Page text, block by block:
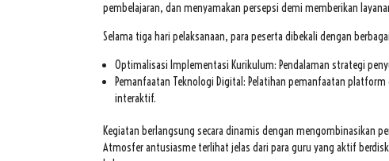
pembelajaran, dan menyamakan persepsi demi memberikan
Selama tiga hari pelaksanaan, para peserta dibekali dengan
Optimalisasi Implementasi Kurikulum: Pendalaman strategi
Pemanfaatan Teknologi Digital: Pelatihan pemanfaatan
interaktif.
Kegiatan berlangsung secara dinamis dengan mengombinasikan
Atmosfer antusiasme terlihat jelas dari para guru yang aktif